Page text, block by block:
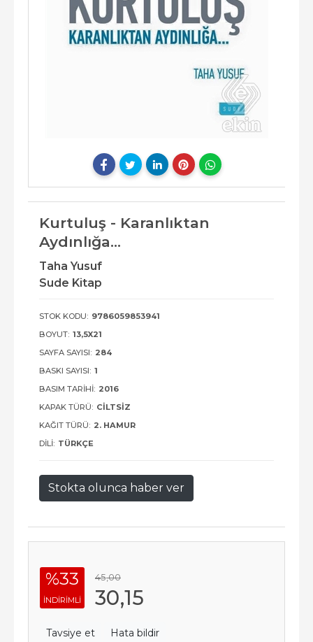
Kurtuluş - Karanlıktan
Aydınlığa...
Taha Yusuf
Sude Kitap
STOK KODU: 9786059853941
BOYUT: 13,5X21
SAYFA SAYISI: 284
BASKI SAYISI: 1
BASIM TARIHI: 2016
KAPAK TÜRÜ: CILTSIZ
KAĞIT TÜRÜ: 2. HAMUR
DILI: TÜRKÇE
Stokta olunca haber ver
%33
INDIRIMLI
45,00
30,15
Tavsiye et Hata bildir